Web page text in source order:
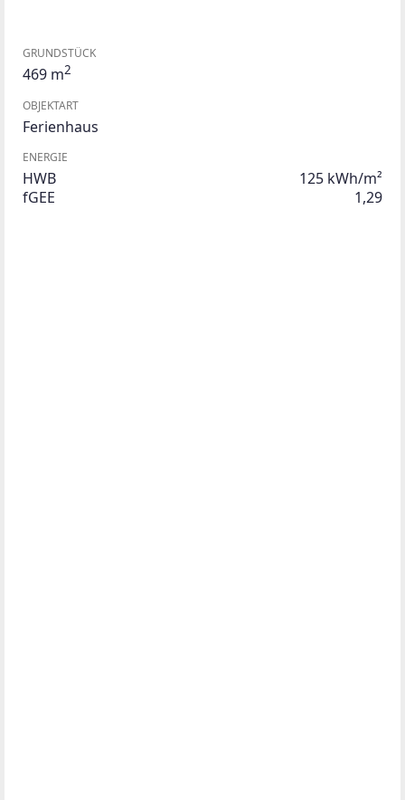
GRUNDSTÜCK
469 m2
OBJEKTART
Ferienhaus
ENERGIE
HWB
125 kWh/m²
fGEE
1,29